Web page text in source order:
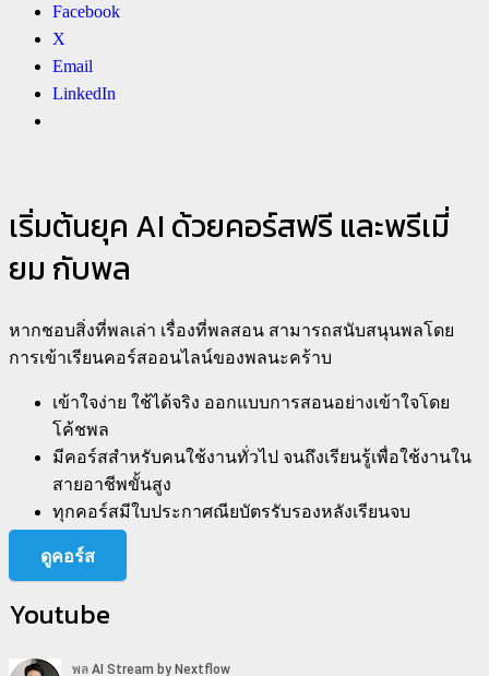
Facebook
X
Email
LinkedIn
เริ่มต้นยุค AI ด้วยคอร์สฟรี และพรีเมี่
ยม กับพล
หากชอบสิ่งที่พลเล่า เรื่องที่พลสอน สามารถสนับสนุนพลโดย
การเข้าเรียนคอร์สออนไลน์ของพลนะคร้าบ
เข้าใจง่าย ใช้ได้จริง ออกแบบการสอนอย่างเข้าใจโดย
โค้ชพล
มีคอร์สสำหรับคนใช้งานทั่วไป จนถึงเรียนรู้เพื่อใช้งานใน
สายอาชีพขั้นสูง
ทุกคอร์สมีใบประกาศณียบัตรรับรองหลังเรียนจบ
ดูคอร์ส
Youtube